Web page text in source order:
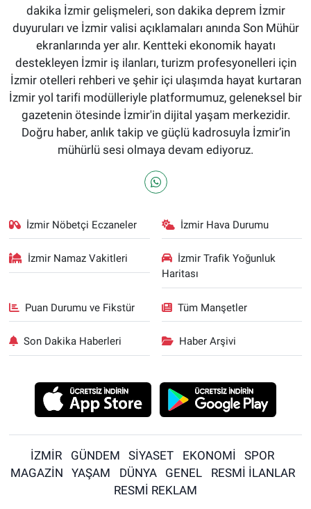
dakika İzmir gelişmeleri, son dakika deprem İzmir
duyuruları ve İzmir valisi açıklamaları anında Son Mühür
ekranlarında yer alır. Kentteki ekonomik hayatı
destekleyen İzmir iş ilanları, turizm profesyonelleri için
İzmir otelleri rehberi ve şehir içi ulaşımda hayat kurtaran
İzmir yol tarifi modülleriyle platformumuz, geleneksel bir
gazetenin ötesinde İzmir'in dijital yaşam merkezidir.
Doğru haber, anlık takip ve güçlü kadrosuyla İzmir’in
mühürlü sesi olmaya devam ediyoruz.
İzmir Nöbetçi Eczaneler İzmir Hava Durumu
İzmir Namaz Vakitleri
İzmir Trafik Yoğunluk
Haritası
Puan Durumu ve Fikstür Tüm Manşetler
Son Dakika Haberleri Haber Arşivi
İZMİR GÜNDEM SİYASET EKONOMİ
SPOR
MAGAZİN
YAŞAM DÜNYA GENEL
RESMİ İLANLAR
RESMİ REKLAM